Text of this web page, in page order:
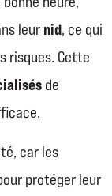
leur nid, ce qui
risques. Cette
de
car les
protéger leur